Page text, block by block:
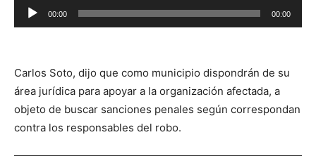
Reproductor
de
00:00 00:00
Carlos Soto, dijo que como municipio dispondrán de su
área jurídica para apoyar a la organización afectada, a
objeto de buscar sanciones penales según correspondan
contra los responsables del robo.